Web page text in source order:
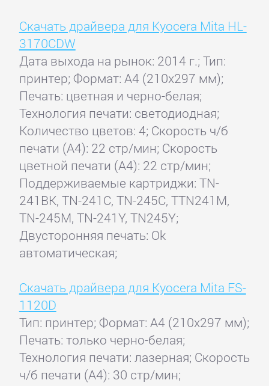
Скачать драйвера для Kyocera Mita HL-
3170CDW
Дата выхода на рынок: 2014 г.; Тип:
принтер; Формат: A4 (210x297 мм);
Печать: цветная и черно-белая;
Технология печати: светодиодная;
Количество цветов: 4; Скорость ч/б
печати (А4): 22 стр/мин; Скорость
цветной печати (А4): 22 стр/мин;
Поддерживаемые картриджи: TN-
241BK, TN-241C, TN-245C, TTN241M,
TN-245M, TN-241Y, TN245Y;
Двусторонняя печать: Ok
автоматическая;
Скачать драйвера для Kyocera Mita FS-
1120D
Тип: принтер; Формат: A4 (210x297 мм);
Печать: только черно-белая;
Технология печати: лазерная; Скорость
ч/б печати (А4): 30 стр/мин;